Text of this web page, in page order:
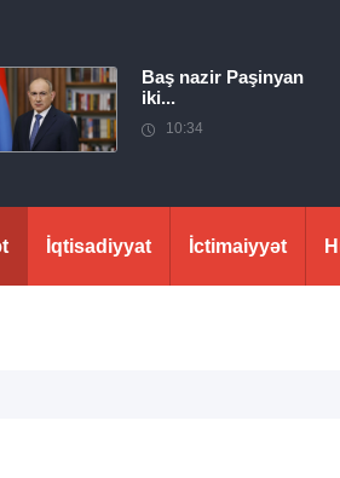
Baş nazir Paşinyan
iki...
10:34
İqtisadiyyat İctimaiyyət